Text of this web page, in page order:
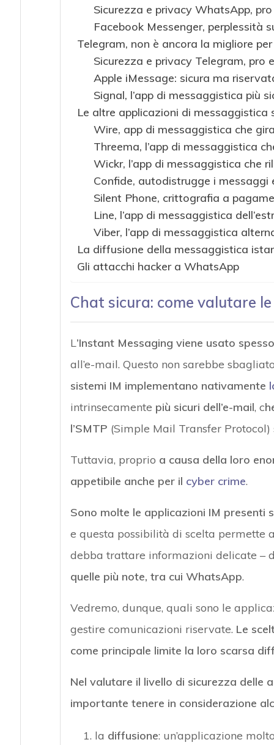
Sicurezza e privacy WhatsApp,
Facebook Messenger, perplessità
Telegram, non è ancora la migliore
Sicurezza e privacy Telegram, pro
Apple iMessage: sicura ma
Signal, l’app di messaggistica più
Le altre applicazioni di messaggistica
Wire, app di messaggistica che
Threema, l’app di messaggistica
Wickr, l’app di messaggistica che
Confide, autodistrugge i messaggi
Silent Phone, crittografia a
Line, l’app di messaggistica
Viber, l’app di messaggistica
La diffusione della messaggistica
Gli attacchi hacker a WhatsApp
Chat sicura: come valutare
L’Instant Messaging viene usato
all’e-mail. Questo non sarebbe
sistemi IM implementano nativamente
intrinsecamente più sicuri dell’e-mail, c
l’SMTP (Simple Mail Transfer
Tuttavia, proprio a causa della loro
appetibile anche per il cyber crime.
Sono molte le applicazioni IM presenti
e questa possibilità di scelta permette
debba trattare informazioni delicate –
quelle più note, tra cui WhatsApp.
Vedremo, dunque, quali sono le
gestire comunicazioni riservate. Le
come principale limite la loro scarsa
Nel valutare il livello di sicurezza delle
importante tenere in considerazione
la diffusione: un’applicazione